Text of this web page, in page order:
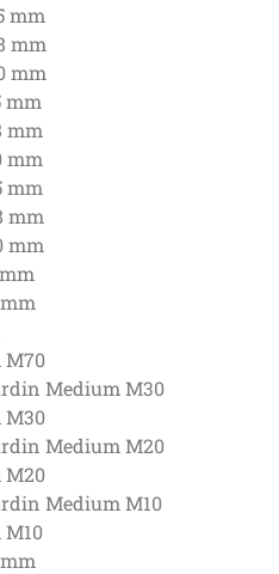
mm
mm
mm
mm
mm
mm
mm
mm
mm
Medium M30
Medium M20
Medium M10